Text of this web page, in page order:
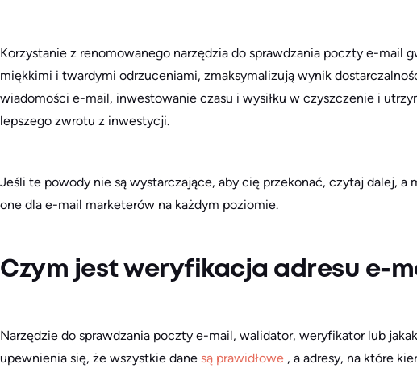
Korzystanie z renomowanego narzędzia do sprawdzania poczty e-
miękkimi i twardymi odrzuceniami, zmaksymalizują wynik
wiadomości e-mail, inwestowanie czasu i wysiłku w czyszczenie i
lepszego zwrotu z inwestycji.
Jeśli te powody nie są wystarczające, aby cię przekonać, czytaj dalej,
one dla e-mail marketerów na każdym poziomie.
Czym jest weryfikacja adresu e-
Narzędzie do sprawdzania poczty e-mail, walidator, weryfikator lub
upewnienia się, że wszystkie dane są prawidłowe , a adresy, na które